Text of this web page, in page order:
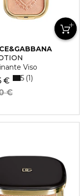
Viso
€
€
5 1